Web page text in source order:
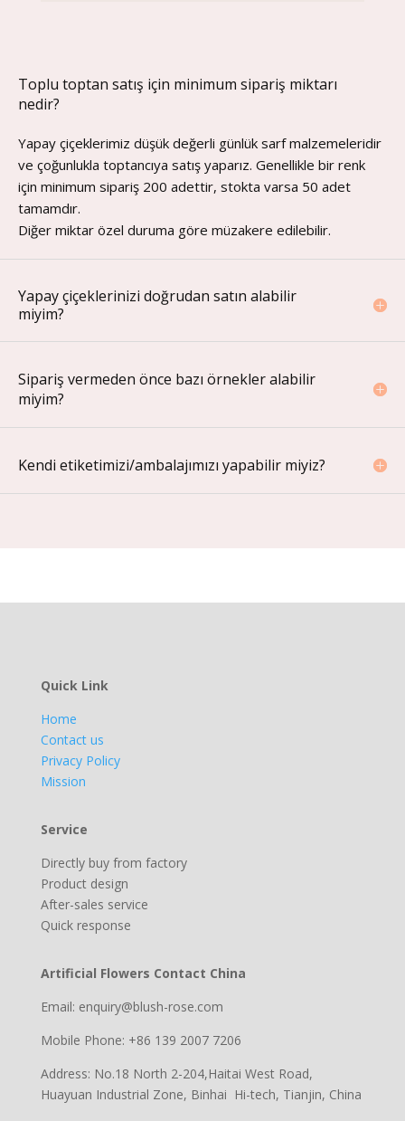
Toplu toptan satış için minimum sipariş miktarı
nedir?
Yapay çiçeklerimiz düşük değerli günlük sarf malzemeleridir
ve çoğunlukla toptancıya satış yaparız. Genellikle bir renk
için minimum sipariş 200 adettir, stokta varsa 50 adet
tamamdır.
Diğer miktar özel duruma göre müzakere edilebilir.
Yapay çiçeklerinizi doğrudan satın alabilir
miyim?
Sipariş vermeden önce bazı örnekler alabilir
miyim?
Kendi etiketimizi/ambalajımızı yapabilir miyiz?
Quick Link
Home
Contact us
Privacy Policy
Mission
Service
Directly buy from factory
Product design
After-sales service
Quick response
Artificial Flowers Contact China
Email: enquiry@blush-rose.com
Mobile Phone: +86 139 2007 7206
Address: No.18 North 2-204,Haitai West Road,
Huayuan Industrial Zone, Binhai Hi-tech, Tianjin, China